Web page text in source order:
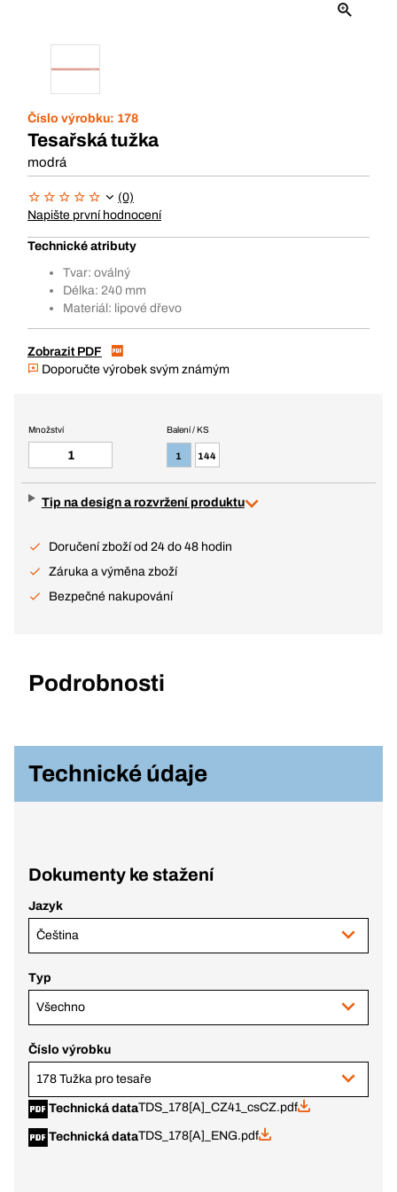
Číslo výrobku: 178
Tesařská tužka
modrá
(0)
Napište první hodnocení
Technické atributy
Tvar: oválný
Délka: 240 mm
Materiál: lipové dřevo
Zobrazit PDF
Doporučte výrobek svým známým
Balení / KS
1 144
Množství
Tip na design a rozvržení produktu
Doručení zboží od 24 do 48 hodin
Záruka a výměna zboží
Bezpečné nakupování
Podrobnosti
Technické údaje
Dokumenty ke stažení
Jazyk
Čeština
Typ
Všechno
Číslo výrobku
178 Tužka pro tesaře
Technická dataTDS_178[A]_CZ41_csCZ.pdf
Technická dataTDS_178[A]_ENG.pdf